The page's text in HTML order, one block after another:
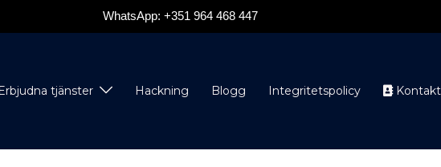
WhatsApp: +351 964 468 447
tjänster Hackning Blogg Integritetspolicy